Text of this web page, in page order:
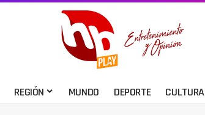
REGIÓN MUNDO DEPORTE CULTURA